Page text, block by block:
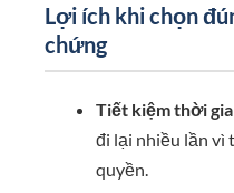
Lợi ích khi chọn
chứng
Tiết kiệm thời
đi lại nhiều lần vì
quyền.